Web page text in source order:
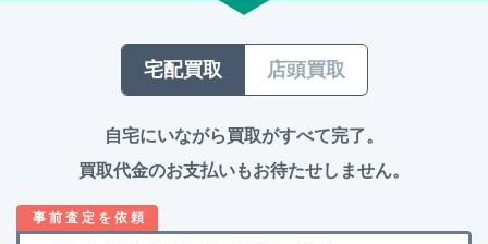
宅配買取 店頭買取
自宅にいながら買取がすべて完了。
買取代金のお支払いもお待たせしません。